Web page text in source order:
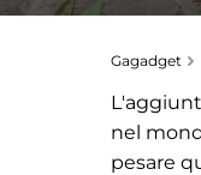
Gagadget
nel
pesare